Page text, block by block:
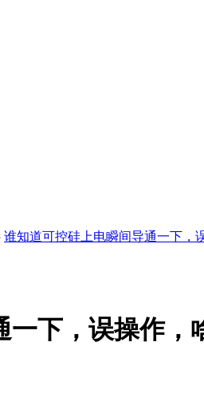
谁知道可控硅上电瞬间导通一下，
下，误操作，